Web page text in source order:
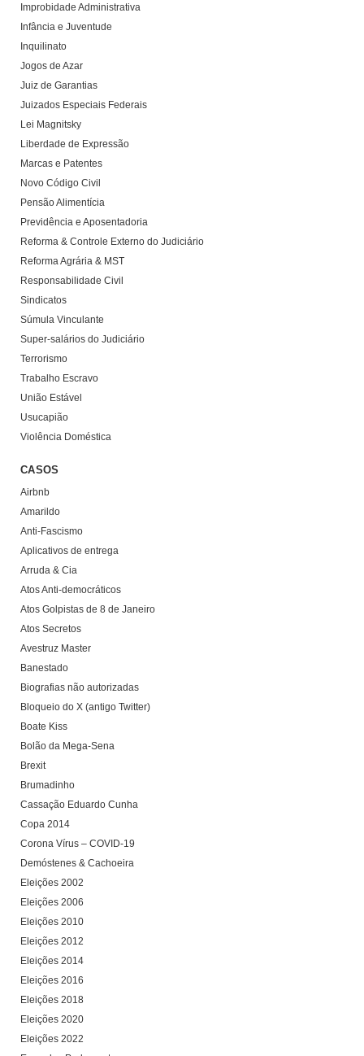
Improbidade Administrativa
Infância e Juventude
Inquilinato
Jogos de Azar
Juiz de Garantias
Juizados Especiais Federais
Lei Magnitsky
Liberdade de Expressão
Marcas e Patentes
Novo Código Civil
Pensão Alimentícia
Previdência e Aposentadoria
Reforma & Controle Externo do Judiciário
Reforma Agrária & MST
Responsabilidade Civil
Sindicatos
Súmula Vinculante
Super-salários do Judiciário
Terrorismo
Trabalho Escravo
União Estável
Usucapião
Violência Doméstica
CASOS
Airbnb
Amarildo
Anti-Fascismo
Aplicativos de entrega
Arruda & Cia
Atos Anti-democráticos
Atos Golpistas de 8 de Janeiro
Atos Secretos
Avestruz Master
Banestado
Biografias não autorizadas
Bloqueio do X (antigo Twitter)
Boate Kiss
Bolão da Mega-Sena
Brexit
Brumadinho
Cassação Eduardo Cunha
Copa 2014
Corona Vírus – COVID-19
Demóstenes & Cachoeira
Eleições 2002
Eleições 2006
Eleições 2010
Eleições 2012
Eleições 2014
Eleições 2016
Eleições 2018
Eleições 2020
Eleições 2022